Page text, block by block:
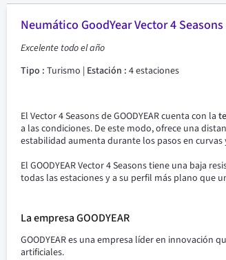
Neumático GoodYear Vector 4 Seasons
Excelente todo el año
Tipo : Turismo | Estación : 4 estaciones
El Vector 4 Seasons de GOODYEAR cuenta con la
a las condiciones. De este modo, ofrece una
estabilidad aumenta durante los pasos en curvas
El GOODYEAR Vector 4 Seasons tiene una baja
todas las estaciones y a su perfil más plano que
La empresa GOODYEAR
GOODYEAR es una empresa líder en
artificiales.